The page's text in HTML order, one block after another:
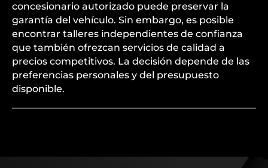
concesionario autorizado puede preservar la
garantía del vehículo. Sin embargo, es posible
encontrar talleres independientes de confianza
que también ofrezcan servicios de calidad a
precios competitivos. La decisión depende de las
preferencias personales y del presupuesto
disponible.